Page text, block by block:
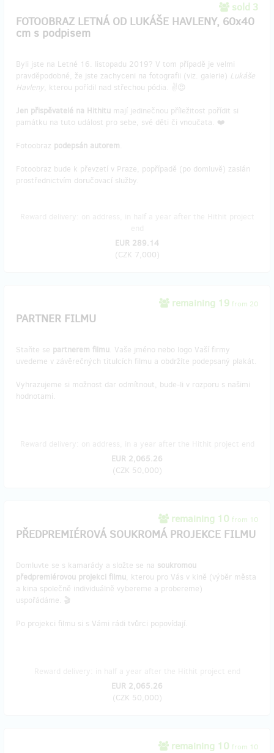
sold 3
FOTOOBRAZ LETNÁ OD LUKÁŠE HAVLENY, 60x40
cm s podpisem
Byli jste na Letné 16. listopadu 2019? V tom případě je velmi
pravděpodobné, že jste zachyceni na fotografii (viz. galerie) Lukáše
Havleny, kterou pořídil nad střechou pódia. ✌️😍
Jen přispěvatelé na Hithitu mají jedinečnou příležitost pořídit si
památku na tuto událost pro sebe, své děti či vnoučata. ❤️
Fotoobraz podepsán autorem.
Fotoobraz bude k převzetí v Praze, popřípadě (po domluvě) zaslán
prostřednictvím doručovací služby.
EUR 289.14
(CZK 7,000)
remaining 19 from 20
PARTNER FILMU
Staňte se partnerem filmu. Vaše jméno nebo logo Vaší firmy
uvedeme v závěrečných titulcích filmu a obdržíte podepsaný plakát.
Vyhrazujeme si možnost dar odmítnout, bude-li v rozporu s našimi
hodnotami.
EUR 2,065.26
(CZK 50,000)
remaining 10 from 10
PŘEDPREMIÉROVÁ SOUKROMÁ PROJEKCE FILMU
Domluvte se s kamarády a složte se na soukromou
předpremiérovou projekci filmu, kterou pro Vás v kině (výběr města
a kina společně individuálně vybereme a probereme)
uspořádáme. 🎬
Po projekci filmu si s Vámi rádi tvůrci popovídají.
EUR 2,065.26
(CZK 50,000)
remaining 10 from 10